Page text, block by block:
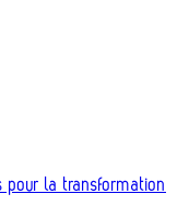
pour la transformation